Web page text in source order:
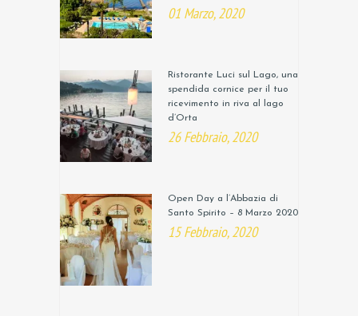
01 Marzo, 2020
Ristorante Luci sul Lago, una
spendida cornice per il tuo
ricevimento in riva al lago
d’Orta
26 Febbraio, 2020
Open Day a l’Abbazia di
Santo Spirito – 8 Marzo 2020
15 Febbraio, 2020